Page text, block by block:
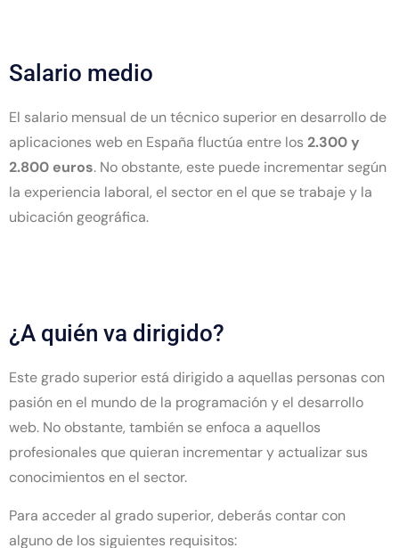
Salario medio
El salario mensual de un técnico superior en desarrollo de
aplicaciones web en España fluctúa entre los2.300 y
2.800 euros. No obstante, este puede incrementar según
la experiencia laboral, el sector en el que se trabaje y la
ubicación geográfica.
¿A quién va dirigido?
Este grado superior está dirigido a aquellas personas con
pasión en el mundo de la programación y el desarrollo
web. No obstante, también se enfoca a aquellos
profesionales que quieran incrementar y actualizar sus
conocimientos en el sector.
Para acceder al grado superior, deberás contar con
alguno de los siguientes requisitos: